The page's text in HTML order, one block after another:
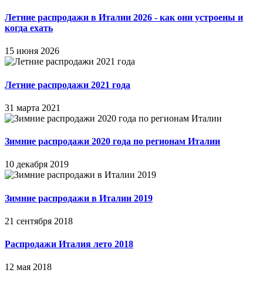
Летние распродажи в Италии 2026 - как они устроены и
когда ехать
15 июня 2026
Летние распродажи 2021 года
31 марта 2021
Зимние распродажи 2020 года по регионам Италии
10 декабря 2019
Зимние распродажи в Италии 2019
21 сентября 2018
Распродажи Италия лето 2018
12 мая 2018